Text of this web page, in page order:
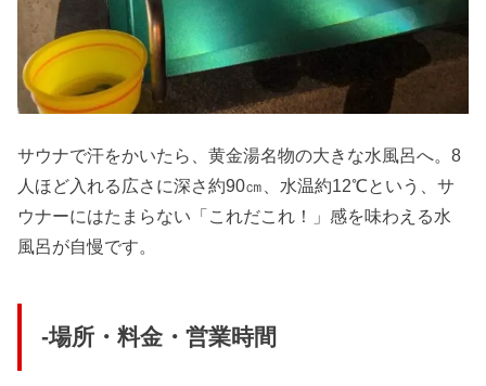
サウナで汗をかいたら、黄金湯名物の大きな水風呂へ。8
人ほど入れる広さに深さ約90㎝、水温約12℃という、サ
ウナーにはたまらない「これだこれ！」感を味わえる水
風呂が自慢です。
-場所・料金・営業時間